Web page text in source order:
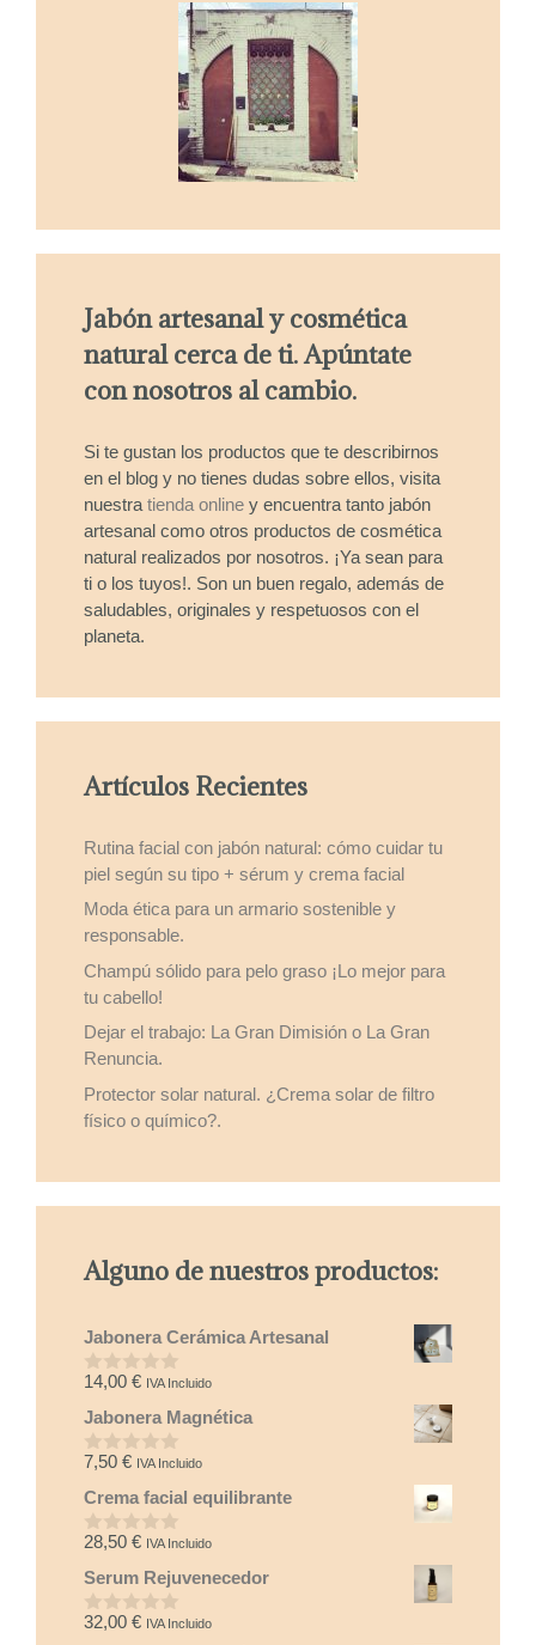
Jabón artesanal y cosmética
natural cerca de ti. Apúntate
con nosotros al cambio.
Si te gustan los productos que te describirnos
en el blog y no tienes dudas sobre ellos, visita
nuestra tienda online y encuentra tanto jabón
artesanal como otros productos de cosmética
natural realizados por nosotros. ¡Ya sean para
ti o los tuyos!. Son un buen regalo, además de
saludables, originales y respetuosos con el
planeta.
Artículos Recientes
Rutina facial con jabón natural: cómo cuidar tu
piel según su tipo + sérum y crema facial
Moda ética para un armario sostenible y
responsable.
Champú sólido para pelo graso ¡Lo mejor para
tu cabello!
Dejar el trabajo: La Gran Dimisión o La Gran
Renuncia.
Protector solar natural. ¿Crema solar de filtro
físico o químico?.
Alguno de nuestros productos:
Jabonera Cerámica Artesanal
0
e
5
14,00 € IVA Incluido
Jabonera Magnética
0
e
5
7,50 € IVA Incluido
Crema facial equilibrante
0
e
5
28,50 € IVA Incluido
Serum Rejuvenecedor
0
32,00 € IVA Incluido